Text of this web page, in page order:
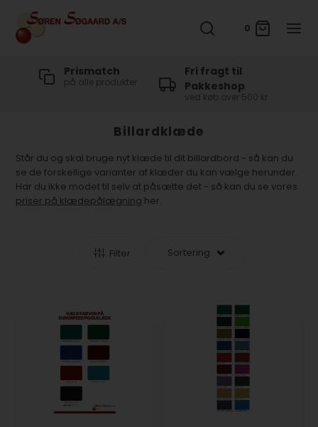
0
Prismatch
på alle produkter
Fri fragt til
Pakkeshop
ved køb over 500 kr
Billardklæde
Står du og skal bruge nyt klæde til dit billardbord - så kan du
se de forskellige varianter af klæder du kan vælge herunder.
Har du ikke modet til selv at påsætte det - så kan du se vores
priser på klædepålægning her.
Filter